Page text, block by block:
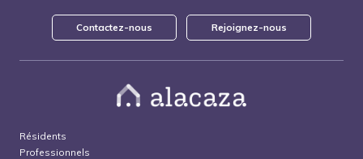
Contactez-nous Rejoignez-nous
Résidents
Professionnels